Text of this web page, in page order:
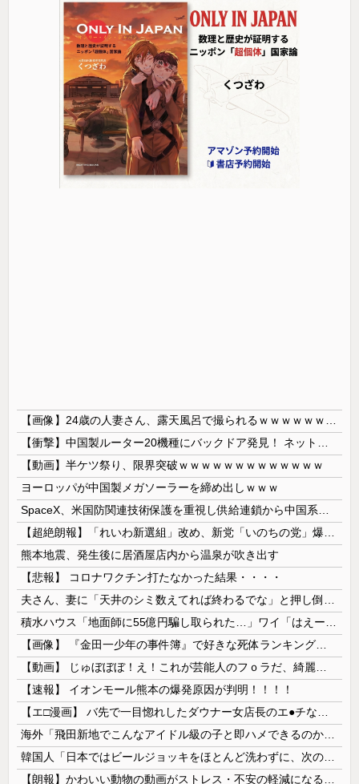
【動画】半ケツ祭り、限界突破ｗｗｗｗｗｗｗｗｗｗｗｗｗ
ヨーロッパが中国製メガソーラーを締め出しｗｗｗ
熊本地震、発生後に居酒屋店内から温泉が吹き出す
【悲報】 コロナワクチン打たなかった結果・・・・
【速報】 イオンモール熊本の爆発原因が判明！！！！